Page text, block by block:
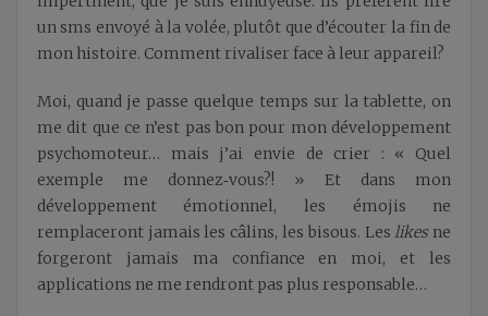
un sms envoyé à la volée, plutôt que d’écouter la fin de
mon histoire. Comment rivaliser face à leur appareil?
Moi, quand je passe quelque temps sur la tablette, on
me dit que ce n’est pas bon pour mon développement
psychomoteur… mais j’ai envie de crier : « Quel
exemple me donnez‑vous?! » Et dans mon
développement émotionnel, les émojis ne
remplaceront jamais les câlins, les bisous. Leslikes ne
forgeront jamais ma confiance en moi, et les
applications ne me rendront pas plus responsable…